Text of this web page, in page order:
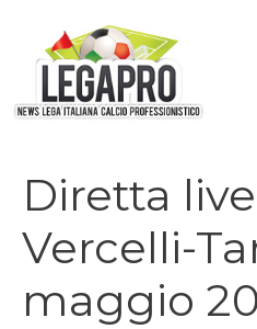
contenuto
Diretta
Vercelli-
maggio